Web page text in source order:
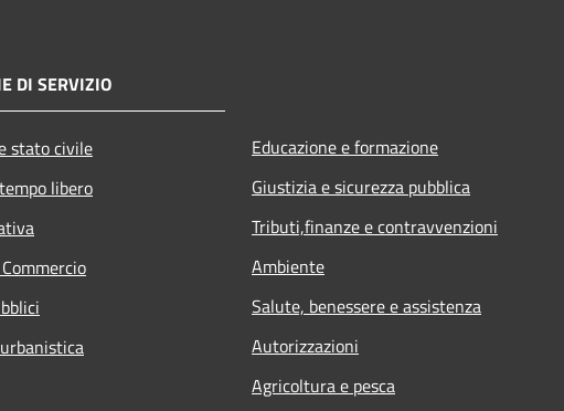
DI SERVIZIO
stato civile
libero
Educazione e formazione
Giustizia e sicurezza pubblica
Tributi,finanze e contravvenzioni
Ambiente
Salute, benessere e assistenza
Autorizzazioni
Agricoltura e pesca